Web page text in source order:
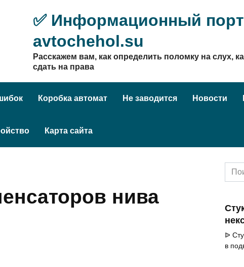
✅ Информационный
avtochehol.su
Расскажем вам, как определить поломку на слух,
сдать на права
Коробка автомат Не заводится Новости
Карта сайта
нива
for:
ᐉ
в